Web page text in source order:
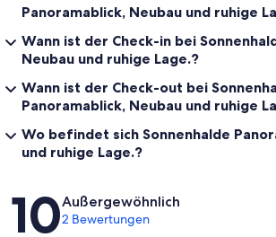
Panoramablick, Neubau und ruhige
Wann ist der Check-in bei
Neubau und ruhige Lage.?
Wann ist der Check-out bei
Panoramablick, Neubau und ruhige
Wo befindet sich Sonnenhalde
und ruhige Lage.?
Bewertungen
10Außergewöhnlich
2 Bewertungen